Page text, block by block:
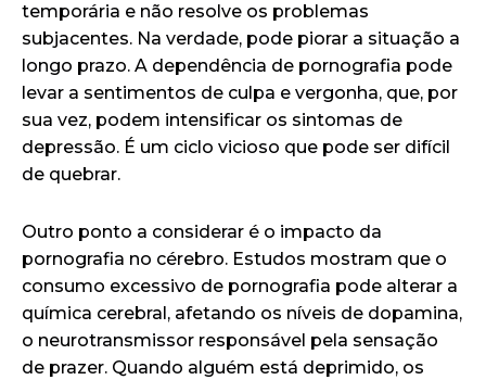
temporária e não resolve os problemas
subjacentes. Na verdade, pode piorar a situação a
longo prazo. A dependência de pornografia pode
levar a sentimentos de culpa e vergonha, que, por
sua vez, podem intensificar os sintomas de
depressão. É um ciclo vicioso que pode ser difícil
de quebrar.
Outro ponto a considerar é o impacto da
pornografia no cérebro. Estudos mostram que o
consumo excessivo de pornografia pode alterar a
química cerebral, afetando os níveis de dopamina,
o neurotransmissor responsável pela sensação
de prazer. Quando alguém está deprimido, os